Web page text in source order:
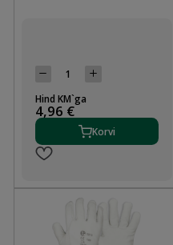
Hind KM`ga
4,96 €
Korvi